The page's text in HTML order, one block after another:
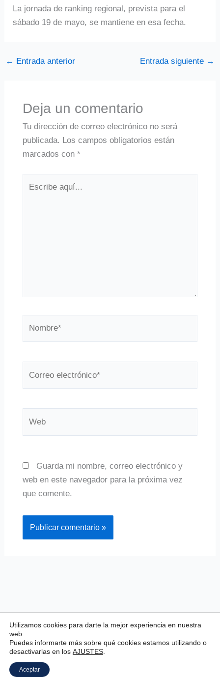
La jornada de ranking regional, prevista para el
sábado 19 de mayo, se mantiene en esa fecha.
← Entrada anterior Entrada siguiente →
Deja un comentario
Tu dirección de correo electrónico no será
publicada. Los campos obligatorios están
marcados con *
Guarda mi nombre, correo electrónico y
web en este navegador para la próxima vez
que comente.
Copyright © 2026 Valladolid Club Esgrima
Utilizamos cookies para darte la mejor experiencia en nuestra
web.
Puedes informarte más sobre qué cookies estamos utilizando o
desactivarlas en los AJUSTES
Aceptar